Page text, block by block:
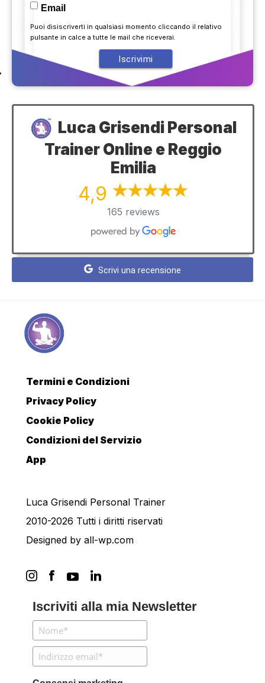
Email
Puoi disiscriverti in qualsiasi momento cliccando il relativo
pulsante in calce a tutte le mail che riceverai.
Luca Grisendi Personal
Trainer Online e Reggio
Emilia
4,9
165 reviews
Scrivi una recensione
Termini e Condizioni
Privacy Policy
Cookie Policy
Condizioni del Servizio
App
Luca Grisendi Personal Trainer
2010-2026 Tutti i diritti riservati
Designed by all-wp.com
Iscriviti alla mia Newsletter